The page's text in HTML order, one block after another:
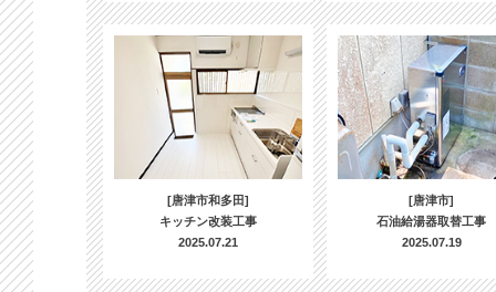
[唐津市和多田]
キッチン改装工事
2025.07.21
[唐津市]
石油給湯器取替工事
2025.07.19